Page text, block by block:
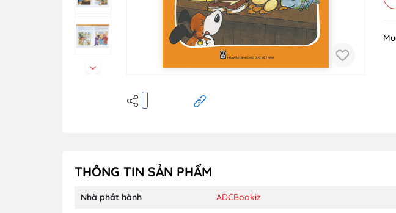
THÔNG TIN SẢN PHẨM
Nhà phát hành ADCBookiz